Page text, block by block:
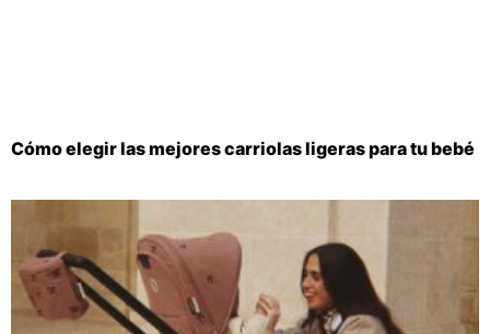
Cómo elegir las mejores carriolas ligeras para tu bebé